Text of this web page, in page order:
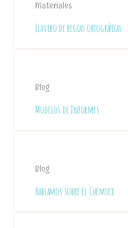
Materiales
Llavero de reglas ortográficas
Blog
Modelos de Informes
Blog
Hablamos sobre el Chemsex